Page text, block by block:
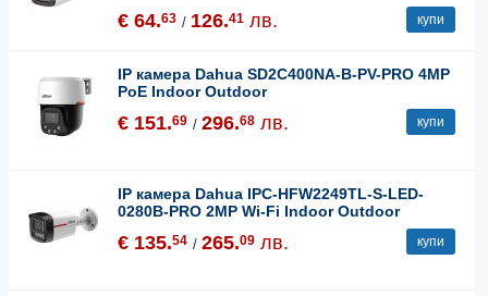
€ 64.63 / 126.41 лв. купи
IP камера Dahua SD2C400NA-B-PV-PRO 4MP
PoE Indoor Outdoor
€ 151.69 / 296.68 лв. купи
IP камера Dahua IPC-HFW2249TL-S-LED-
0280B-PRO 2MP Wi-Fi Indoor Outdoor
€ 135.54 / 265.09 лв. купи